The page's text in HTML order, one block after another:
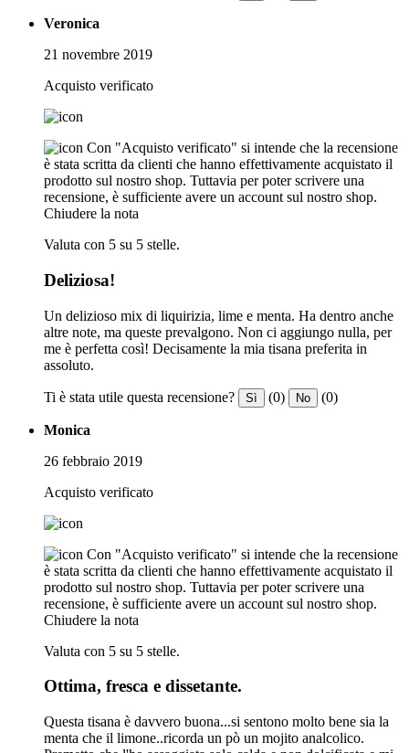
Veronica
21 novembre 2019
Acquisto verificato
Con "Acquisto verificato" si intende che la recensione
è stata scritta da clienti che hanno effettivamente acquistato il
prodotto sul nostro shop. Tuttavia per poter scrivere una
recensione, è sufficiente avere un account sul nostro shop.
Chiudere la nota
Valuta con 5 su 5 stelle.
Deliziosa!
Un delizioso mix di liquirizia, lime e menta. Ha dentro anche
altre note, ma queste prevalgono. Non ci aggiungo nulla, per
me è perfetta così! Decisamente la mia tisana preferita in
assoluto.
Ti è stata utile questa recensione? Sì (0) No (0)
Monica
26 febbraio 2019
Acquisto verificato
Con "Acquisto verificato" si intende che la recensione
è stata scritta da clienti che hanno effettivamente acquistato il
prodotto sul nostro shop. Tuttavia per poter scrivere una
recensione, è sufficiente avere un account sul nostro shop.
Chiudere la nota
Valuta con 5 su 5 stelle.
Ottima, fresca e dissetante.
Questa tisana è davvero buona...si sentono molto bene sia la
menta che il limone..ricorda un pò un mojito analcolico.